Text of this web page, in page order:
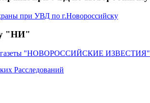
при УВД по г.Новороссийску
"НИ"
газеты "НОВОРОССИЙСКИЕ ИЗВЕСТИЯ"
Расследований